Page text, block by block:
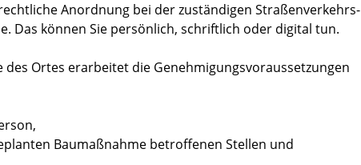
Anordnung bei der zuständigen Straßenverkehrs-
Das können Sie persönlich, schriftlich oder digital tun.
Ortes erarbeitet die Genehmigungsvoraussetzungen
Baumaßnahme betroffenen Stellen und